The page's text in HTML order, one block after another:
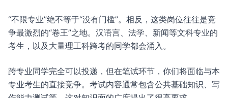
“不限专业”绝不等于“没有门槛”。相反，这类岗位往往是竞
争最激烈的“卷王”之地。汉语言、法学、新闻等文科专业的
考生，以及大量理工科跨考的同学都会涌入。
跨专业同学完全可以投递，但在笔试环节，你们将面临与本
专业考生的直接竞争。考试内容通常包含公共基础知识、写